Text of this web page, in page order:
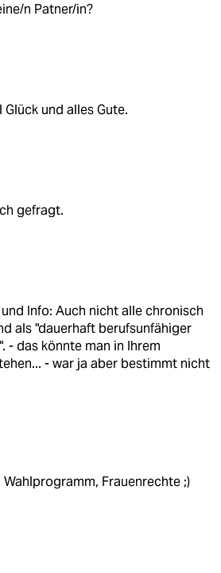
n Patner/in?
und alles Gute.
gefragt.
Info: Auch nicht alle chronisch
als "dauerhaft berufsunfähiger
- das könnte man in Ihrem
- war ja aber bestimmt nicht
Wahlprogramm, Frauenrechte ;)